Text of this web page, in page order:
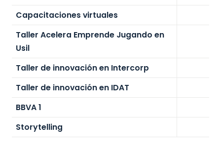
Capacitaciones virtuales
Taller Acelera Emprende Jugando en
Usil
Taller de innovación en Intercorp
Taller de innovación en IDAT
BBVA 1
Storytelling